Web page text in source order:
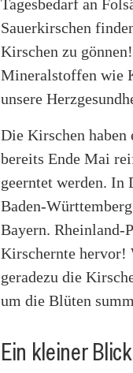
Tagesbedarf an
Sauerkirschen
Kirschen zu
Mineralstoffen wie
unsere
Die Kirschen haben
bereits Ende Mai
geerntet werden. In
Baden-
Bayern. Rheinland-
Kirschernte hervor!
geradezu die
um die Blüten
Ein kleiner